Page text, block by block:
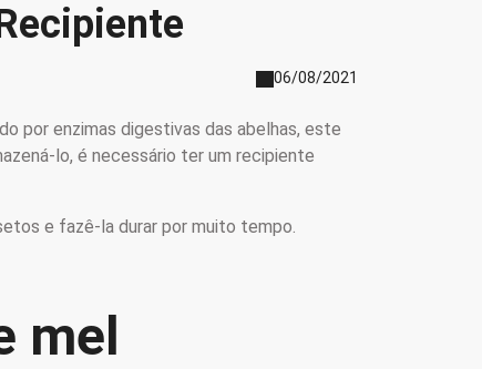
06/08/2021
por enzimas digestivas das abelhas, este
lo, é necessário ter um recipiente
e fazê-la durar por muito tempo.
mel